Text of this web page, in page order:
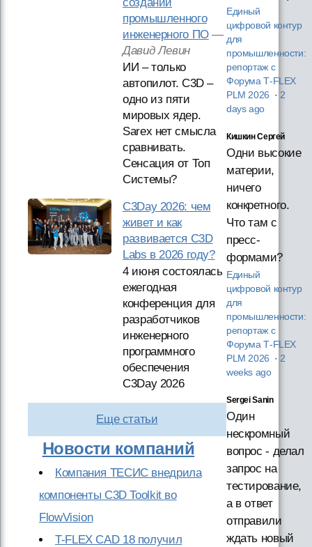
промышленного
инженерного ПО—
Давид Левин
ИИ – только
автопилот. C3D –
одно из пяти
мировых ядер.
Sarex нет смысла
сравнивать.
Сенсация от Топ
Системы?
C3Day 2026: чем
живет и как
развивается C3D
Labs в 2026 году?
4 июня состоялась
ежегодная
конференция для
разработчиков
инженерного
программного
обеспечения
C3Day 2026
Еще статьи
Новости компаний
Компания ТЕСИС внедрила
компоненты C3D Toolkit во
FlowVision
T-FLEX CAD 18 получил
Единый
цифровой контур
для
промышленности:
репортаж с
Форума T‑FLEX
PLM 2026 ·2
days ago
Кишкин Сергей
Одни высокие
материи,
ничего
конкретного.
Что там с
пресс-
формами?
Единый
цифровой контур
для
промышленности:
репортаж с
Форума T‑FLEX
PLM 2026 ·2
weeks ago
Sergei Sanin
Один
нескромный
вопрос - делал
запрос на
тестирование,
а в ответ
отправили
ждать новый